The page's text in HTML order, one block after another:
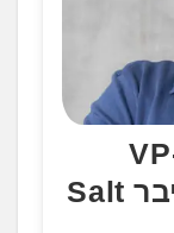
ענר גלמן מונה ל-VP
Product בחברת הסייבר Salt